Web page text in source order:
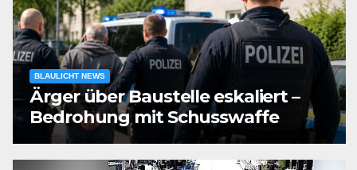
BLAULICHT NEWS
Ärger über Baustelle eskaliert –
Bedrohung mit Schusswaffe